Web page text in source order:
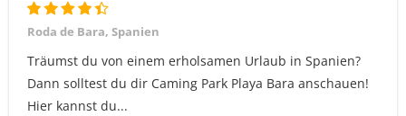
Roda de Bara, Spanien
Träumst du von einem erholsamen Urlaub in Spanien?
Dann solltest du dir Caming Park Playa Bara anschauen!
Hier kannst du...